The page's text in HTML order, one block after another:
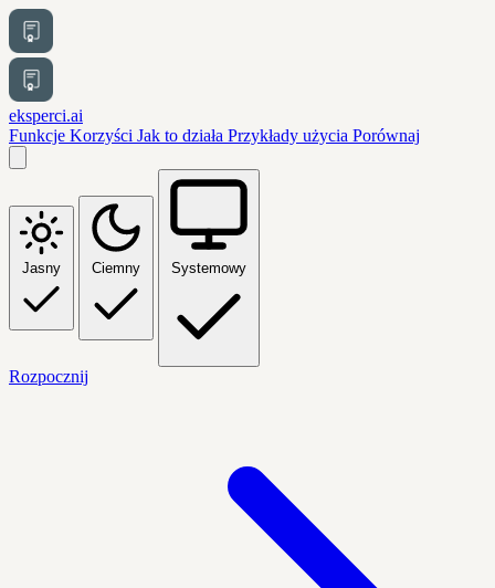
eksperci.ai
Funkcje Korzyści Jak to działa Przykłady użycia Porównaj
Jasny Ciemny Systemowy
Rozpocznij